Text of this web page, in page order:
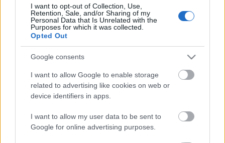
I want to opt-out of Collection, Use,
Retention, Sale, and/or Sharing of my
Personal Data that Is Unrelated with the
Purposes for which it was collected.
Opted Out
Google consents
I want to allow Google to enable storage
related to advertising like cookies on web or
device identifiers in apps.
I want to allow my user data to be sent to
Google for online advertising purposes.
Ajánlott bejegyzések:
Különleges találkozások Zsámbékon